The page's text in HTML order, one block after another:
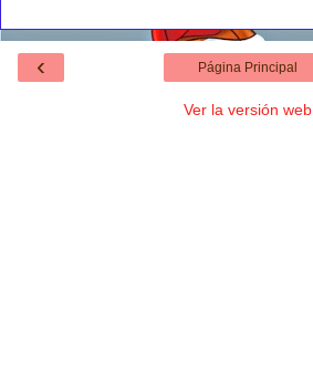
‹ Página Principal
Ver la versión web